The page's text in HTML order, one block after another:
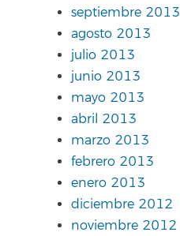
septiembre 2013
agosto 2013
julio 2013
junio 2013
mayo 2013
abril 2013
marzo 2013
febrero 2013
enero 2013
diciembre 2012
noviembre 2012